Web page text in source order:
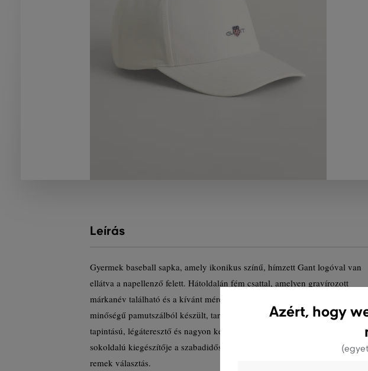
Leírás
Gyermek baseball sapka, amely ikonikus színű, hímzett Gant logóval van
ellátva a napellenző felett. Hátoldalán fém csattal, amelyen gravírozott
márkanév található és a kívánt méret könnyű beállításában segít. Prémium
minőségű pamutszálból készült, tartós, sávolykötésű anyagból, amely
tapintású, légáteresztő és nagyon kényelmes viseletet biztosít. Praktikus,
sokoldalú kiegészítője a szabadidős öltözékeknek, amely sportoláshoz is
remek választás.
Azért, hogy